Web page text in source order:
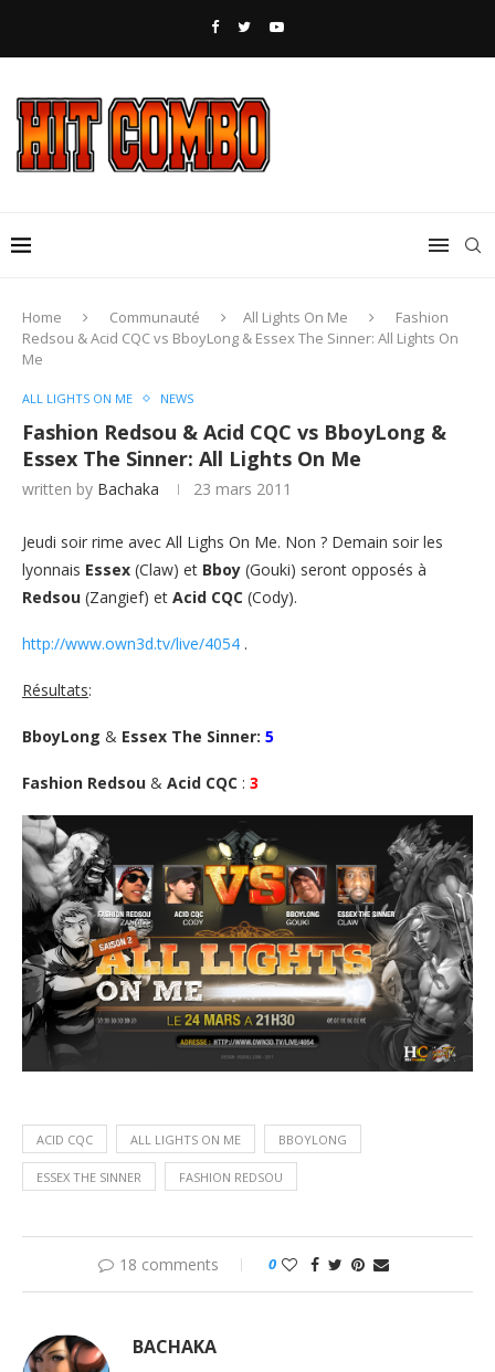
Home Communauté All Lights On Me
Fashion
Redsou & Acid CQC vs BboyLong & Essex The Sinner: All Lights On
Me
ALL LIGHTS ON ME NEWS
Fashion Redsou & Acid CQC vs BboyLong &
Essex The Sinner: All Lights On Me
written by Bachaka 23 mars 2011
Jeudi soir rime avec All Lighs On Me. Non ? Demain soir les
lyonnais Essex (Claw) et Bboy (Gouki) seront opposés à
Redsou (Zangief) et Acid CQC (Cody).
http://www.own3d.tv/live/4054 .
Résultats:
BboyLong & Essex The Sinner: 5
Fashion Redsou & Acid CQC : 3
ACID CQC ALL LIGHTS ON ME BBOYLONG
ESSEX THE SINNER FASHION REDSOU
18 comments 0
BACHAKA